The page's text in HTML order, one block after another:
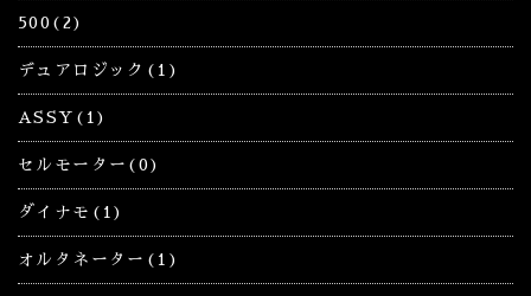
500(2)
デュアロジック(1)
ASSY(1)
セルモーター(0)
ダイナモ(1)
オルタネーター(1)